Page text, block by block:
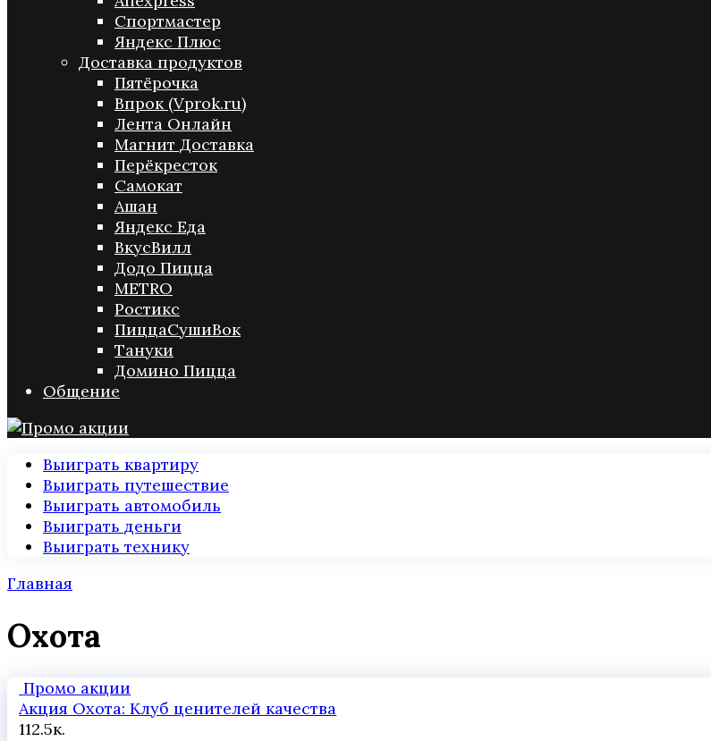
Спортмастер
Яндекс Плюс
Доставка продуктов
Пятёрочка
Впрок (Vprok.ru)
Лента Онлайн
Магнит Доставка
Перёкресток
Самокат
Ашан
Яндекс Еда
ВкусВилл
Додо Пицца
METRO
Ростикс
ПиццаСушиВок
Тануки
Домино Пицца
Общение
Выиграть квартиру
Выиграть путешествие
Выиграть автомобиль
Выиграть деньги
Выиграть технику
Главная
Охота
Промо акции
Акция Охота: Клуб ценителей качества
112.5к.